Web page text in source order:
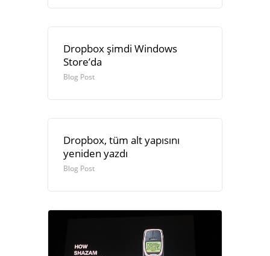
Dropbox şimdi Windows
Store’da
Blog Post
Dropbox, tüm alt yapısını
yeniden yazdı
Blog Post